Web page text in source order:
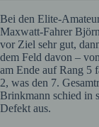
Bei den Elite-
Maxwatt-Fahrer
vor Ziel sehr gut,
dem Feld davon –
am Ende auf Rang 5
2, was den 7.
Brinkmann schied in
Defekt aus.